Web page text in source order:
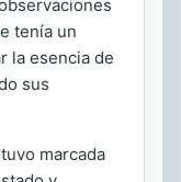
tenía un
la esencia de
sus
marcada